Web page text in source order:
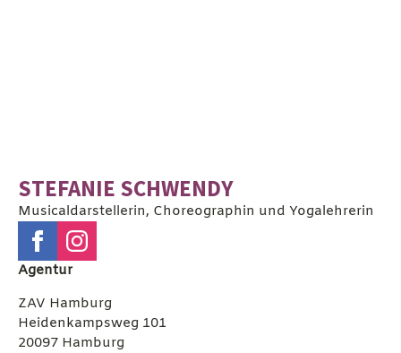
STEFANIE SCHWENDY
Musicaldarstellerin, Choreographin und Yogalehrerin
Agentur
ZAV Hamburg
Heidenkampsweg 101
20097 Hamburg